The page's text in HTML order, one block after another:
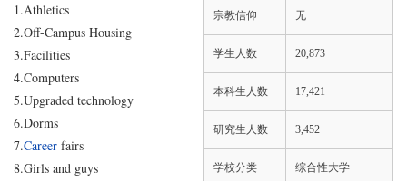
宗教信仰 无
学生人数 20,873
本科生人数 17,421
研究生人数 3,452
学校分类 综合性大学
1.Athletics
2.Off-Campus Housing
3.Facilities
4.Computers
5.Upgraded technology
6.Dorms
7.Career fairs
8.Girls and guys